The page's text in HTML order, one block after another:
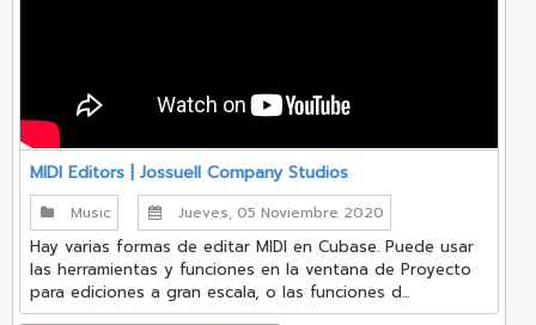
MIDI Editors | Jossuell Company Studios
Music Jueves, 05 Noviembre 2020
Hay varias formas de editar MIDI en Cubase. Puede usar
las herramientas y funciones en la ventana de Proyecto
para ediciones a gran escala, o las funciones d...